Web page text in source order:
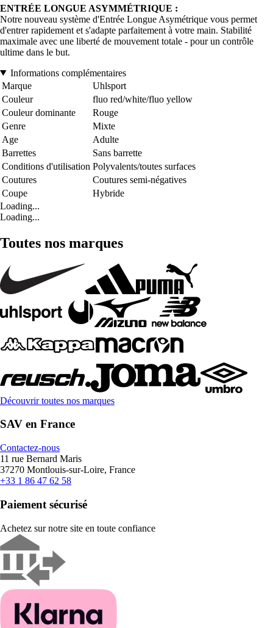
ENTRÉE LONGUE ASYMMÉTRIQUE :
Notre nouveau système d'Entrée Longue Asymétrique vous permet
d'entrer rapidement et s'adapte parfaitement à votre main. Stabilité
maximale avec une liberté de mouvement totale - pour un contrôle
ultime dans le but.
Informations complémentaires
Marque
Uhlsport
Couleur
fluo red/white/fluo yellow
Couleur dominante
Rouge
Genre
Mixte
Age
Adulte
Barrettes
Sans barrette
Conditions d'utilisation Polyvalents/toutes surfaces
Coutures
Coutures semi-négatives
Coupe
Hybride
Loading...
Loading...
Toutes nos marques
Découvrir toutes nos marques
SAV en France
Contactez-nous
11 rue Bernard Maris
37270 Montlouis-sur-Loire, France
+33 1 86 47 62 58
Paiement sécurisé
Achetez sur notre site en toute confiance